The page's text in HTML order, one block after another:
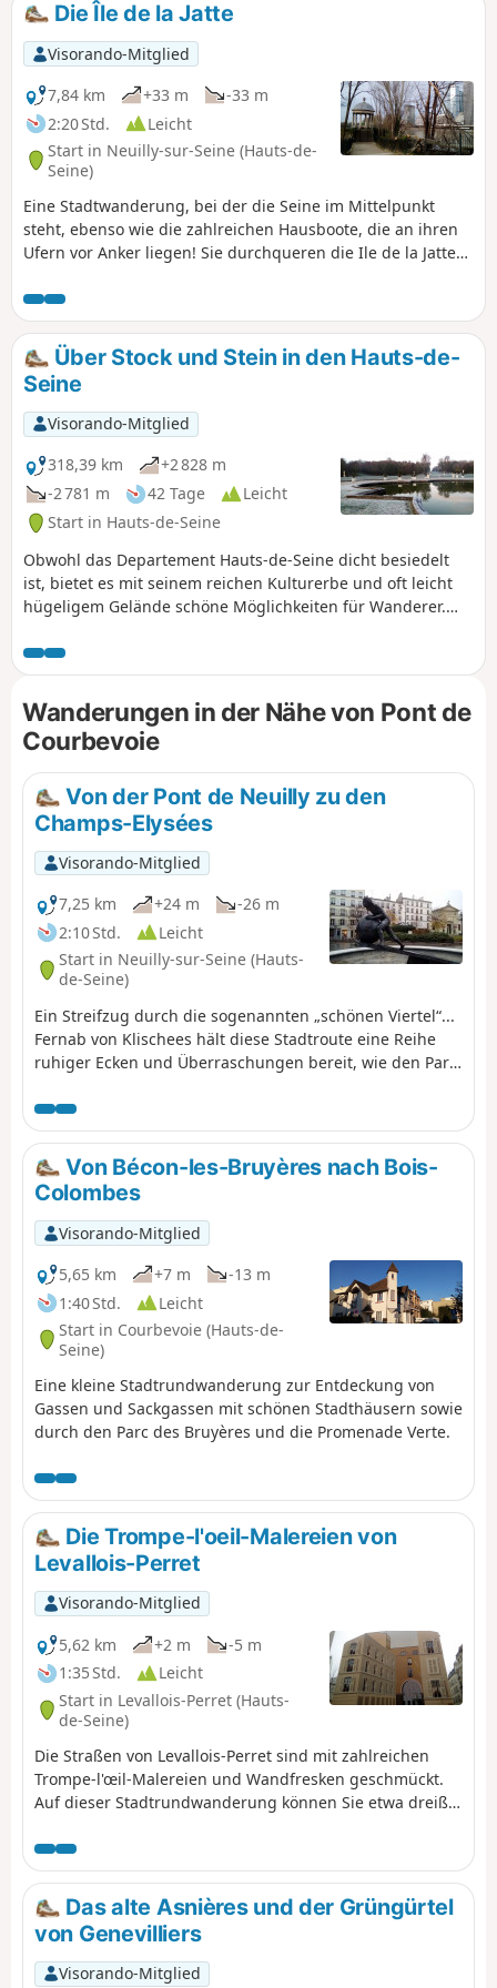
Die Île de la Jatte
Visorando-Mitglied
7,84 km
+33 m
-33 m
2:20 Std.
Leicht
Start in Neuilly-sur-Seine (Hauts-de-
Seine)
Eine Stadtwanderung, bei der die Seine im Mittelpunkt
steht, ebenso wie die zahlreichen Hausboote, die an ihren
Ufern vor Anker liegen! Sie durchqueren die Ile de la Jatte
Fuße der Türme von La Défense.
Über Stock und Stein in den Hauts-de-
Seine
Visorando-Mitglied
318,39 km
+2 828 m
-2 781 m
42 Tage
Leicht
Start in Hauts-de-Seine
Obwohl das Departement Hauts-de-Seine dicht besiedelt
ist, bietet es mit seinem reichen Kulturerbe und oft leicht
hügeligem Gelände schöne Möglichkeiten für Wanderer.
Verkehrsmitteln erreichbar sind, führt Sie auf
Entdeckungsreise durch dieses Departement, wobei Sie
möglichst die Hauptverkehrsachsen meiden und
stattdessen Wege und Gassen, öffentliche Parks und
Waldgebiete bevorzugen.
Wanderungen in der Nähe von Pont de
Courbevoie
Von der Pont de Neuilly zu den
Champs-Elysées
Visorando-Mitglied
7,25 km
+24 m
-26 m
2:10 Std.
Leicht
Start in Neuilly-sur-Seine (Hauts-
de-Seine)
Ein Streifzug durch die sogenannten „schönen Viertel“...
Fernab von Klischees hält diese Stadtroute eine Reihe
ruhiger Ecken und Überraschungen bereit, wie den Parc
Péreire. Gebäude aus dem 18. oder 19. Jahrhundert
säumen den Weg, bevor man den vielbesuchten Arc de
Triomphe de l’Étoile und die Avenue des Champs-Élysées
erreicht.Von Bécon-les-Bruyères nach Bois-
Colombes
Visorando-Mitglied
5,65 km
+7 m
-13 m
1:40 Std.
Leicht
Start in Courbevoie (Hauts-de-
Seine)
Eine kleine Stadtrundwanderung zur Entdeckung von
Gassen und Sackgassen mit schönen Stadthäusern sowie
durch den Parc des Bruyères und die Promenade Verte.
Die Trompe-l'oeil-Malereien von
Levallois-Perret
Visorando-Mitglied
5,62 km
+2 m
-5 m
1:35 Std.
Leicht
Start in Levallois-Perret (Hauts-
de-Seine)
Die Straßen von Levallois-Perret sind mit zahlreichen
Trompe-l'œil-Malereien und Wandfresken geschmückt.
Auf dieser Stadtrundwanderung können Sie etwa dreißig
Straßen dieser Stadt schlendern und einige ihrer
öffentlichen Parks durchqueren.
Das alte Asnières und der Grüngürtel
von Genevilliers
Visorando-Mitglied